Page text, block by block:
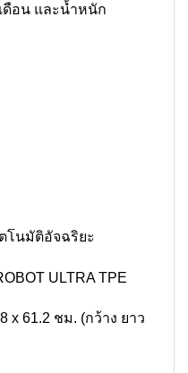
ดือน และน้ำหนัก
นมัติอัจฉริยะ
ULTRA TPE
x 61.2 ชม. (กว้าง ยาว